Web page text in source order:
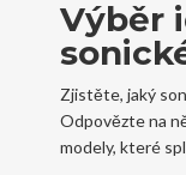
Výběr
Zjistěte, jaký
Odpovězte na
modely, které